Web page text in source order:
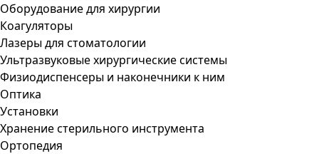
Оборудование для хирургии
Коагуляторы
Лазеры для стоматологии
Ультразвуковые хирургические системы
Физиодиспенсеры и наконечники к ним
Оптика
Установки
Хранение стерильного инструмента
Ортопедия